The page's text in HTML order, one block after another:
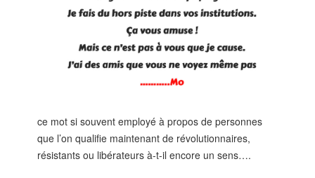
ce mot si souvent employé à propos de personnes
que l’on qualifie maintenant de révolutionnaires,
résistants ou libérateurs à-t-il encore un sens….